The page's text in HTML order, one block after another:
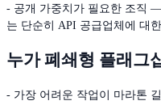
- 공개 가중치가 필요한 조직
는 단순히 API 공급업체에 대
누가 폐쇄형 플래그
- 가장 어려운 작업이 마라톤